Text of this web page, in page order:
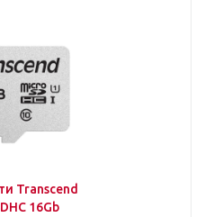
Transcend
16Gb